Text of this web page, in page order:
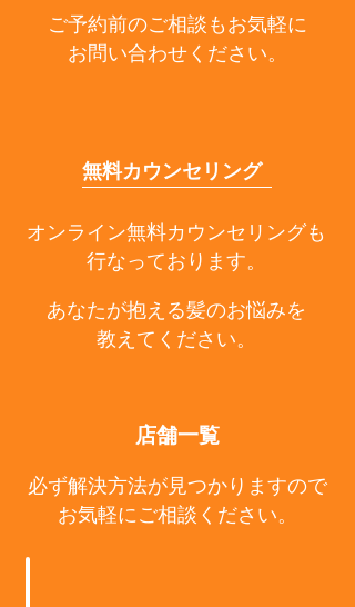
ご予約前のご相談もお気軽に
お問い合わせください。
無料カウンセリング
オンライン無料カウンセリングも
行なっております。
あなたが抱える髪のお悩みを
教えてください。
店舗一覧
必ず解決方法が見つかりますので
お気軽にご相談ください。